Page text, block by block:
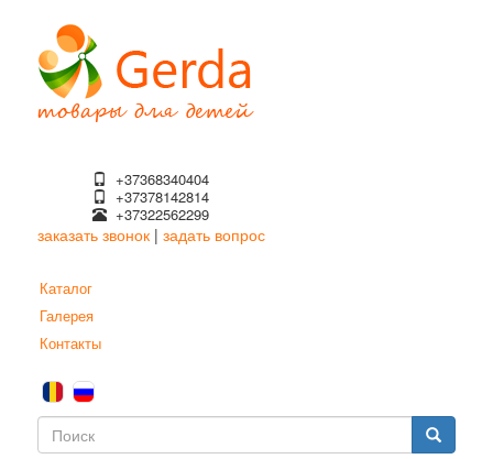
основному
содержанию
+37368340404
+37378142814
+37322562299
заказать звонок | задать вопрос
Каталог
Галерея
Контакты
Форма